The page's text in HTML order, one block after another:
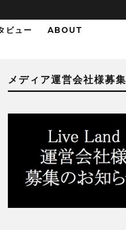
ビュー ABOUT
メディア運営会社様募集